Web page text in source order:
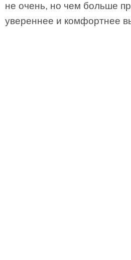
не очень, но чем больше
увереннее и комфортнее